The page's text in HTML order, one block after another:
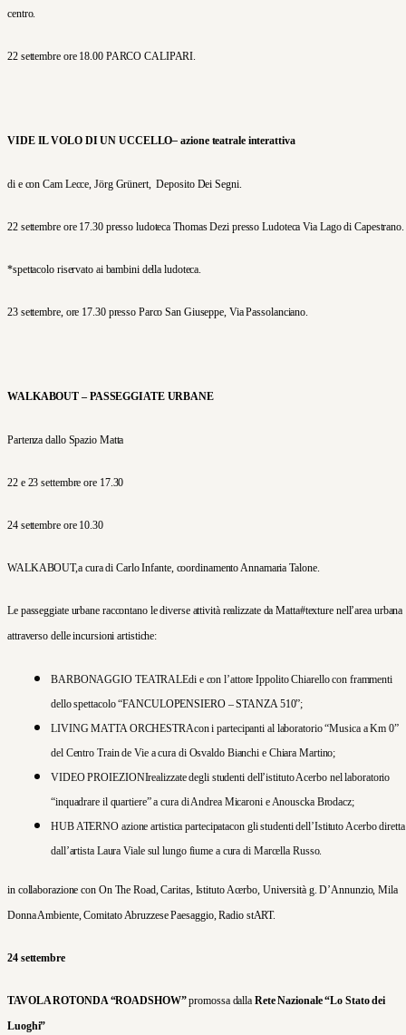
centro.
22 settembre ore 18.00 PARCO CALIPARI.
VIDE IL VOLO DI UN UCCELLO–azione teatrale interattiva
di e con Cam Lecce, Jörg Grünert, Deposito Dei Segni.
22 settembre ore 17.30 presso ludoteca Thomas Dezi presso Ludoteca Via Lago di Capestrano.
*spettacolo riservato ai bambini della ludoteca.
23 settembre, ore 17.30 presso Parco San Giuseppe, Via Passolanciano.
WALKABOUT – PASSEGGIATE URBANE
Partenza dallo Spazio Matta
22 e 23 settembre ore 17.30
24 settembre ore 10.30
WALKABOUT,a cura di Carlo Infante, coordinamento Annamaria Talone.
Le passeggiate urbane raccontano le diverse attività realizzate da Matta#texture nell’area urbana
attraverso delle incursioni artistiche:
BARBONAGGIO TEATRALEdi e con l’attore Ippolito Chiarello con frammenti
dello spettacolo “FANCULOPENSIERO – STANZA 510”;
LIVING MATTA ORCHESTRAcon i partecipanti al laboratorio “Musica a Km 0”
del Centro Train de Vie a cura di Osvaldo Bianchi e Chiara Martino;
VIDEO PROIEZIONIrealizzate degli studenti dell’istituto Acerbo nel laboratorio
“inquadrare il quartiere” a cura di Andrea Micaroni e Anouscka Brodacz;
HUB ATERNO azione artistica partecipatacon gli studenti dell’Istituto Acerbo diretta
dall’artista Laura Viale sul lungo fiume a cura di Marcella Russo.
in collaborazione con On The Road, Caritas, Istituto Acerbo, Università g. D’Annunzio, Mila
Donna Ambiente, Comitato Abruzzese Paesaggio, Radio stART.
24 settembre
TAVOLA ROTONDA “ROADSHOW”promossa dalla Rete Nazionale “Lo Stato dei
Luoghi”